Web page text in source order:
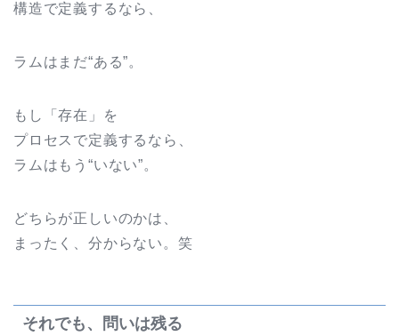
構造で定義するなら、
ラムはまだ“ある”。
もし「存在」を
プロセスで定義するなら、
ラムはもう“いない”。
どちらが正しいのかは、
まったく、分からない。笑
それでも、問いは残る